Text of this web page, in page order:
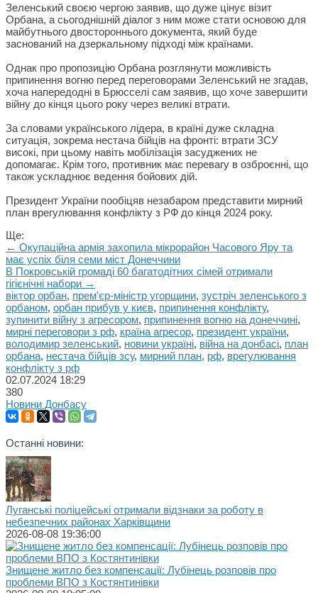
Зеленський своєю чергою заявив, що дуже цінує візит
Орбана, а сьогоднішній діалог з ним може стати основою для
майбутнього двостороннього документа, який буде
заснований на дзеркальному підході між країнами.
Однак про пропозицію Орбана розглянути можливість
припинення вогню перед переговорами Зеленський не згадав,
хоча напередодні в Брюсселі сам заявив, що хоче завершити
війну до кінця цього року через великі втрати.
За словами українського лідера, в країні дуже складна
ситуація, зокрема нестача бійців на фронті: втрати ЗСУ
високі, при цьому навіть мобілізація засуджених не
допомагає. Крім того, противник має перевагу в озброєнні, що
також ускладнює ведення бойових дій.
Президент України пообіцяв незабаром представити мирний
план врегулювання конфлікту з РФ до кінця 2024 року.
Ще:
← Окупаційна армія захопила мікрорайон Часового Яру та
має успіх біля семи міст Донеччини
В Покровській громаді 60 багатодітних сімей отримали
гігієнічні набори →
віктор орбан, прем'єр-міністр угорщини, зустріч зеленського з
орбаном, орбан прибув у києв, припинення конфлікту,
зупинити війну з агресором, припинення вогню на донеччині,
мирні переговори з рф, країна агресор, президент україни,
володимир зеленський, новини україні, війна на донбасі, план
орбана, нестача бійців зсу, мирний план, рф, врегулювання
конфлікту з рф
02.07.2024 18:29
380
Новини Донбасу
Останні новини:
Луганські поліцейські отримали відзнаки за роботу в
небезпечних районах Харківщини
2026-08-08 19:36:00
Знищене житло без компенсації: Лубінець розповів про
проблеми ВПО з Костянтинівки